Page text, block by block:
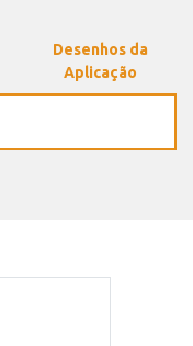
Desenhos da
Aplicação